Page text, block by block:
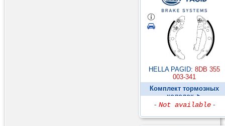
HELLA PAGID: 8DB 355
003-341
Комплект тормозных
колодок ►
- Not available -